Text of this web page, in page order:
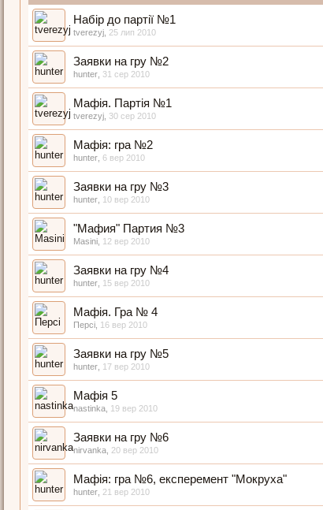
Набір до партії №1
tverezyj 25 лип 2010
Заявки на гру №2
hunter 31 сер 2010
Мафія. Партія №1
tverezyj 30 сер 2010
Мафія: гра №2
hunter 6 вер 2010
Заявки на гру №3
hunter 10 вер 2010
"Мафия" Партия №3
Masini 12 вер 2010
Заявки на гру №4
hunter 15 вер 2010
Мафія. Гра № 4
Персі 16 вер 2010
Заявки на гру №5
hunter 17 вер 2010
Мафія 5
nastinka 19 вер 2010
Заявки на гру №6
nirvanka 20 вер 2010
Мафія: гра №6, експеремент "Мокруха"
hunter 21 вер 2010